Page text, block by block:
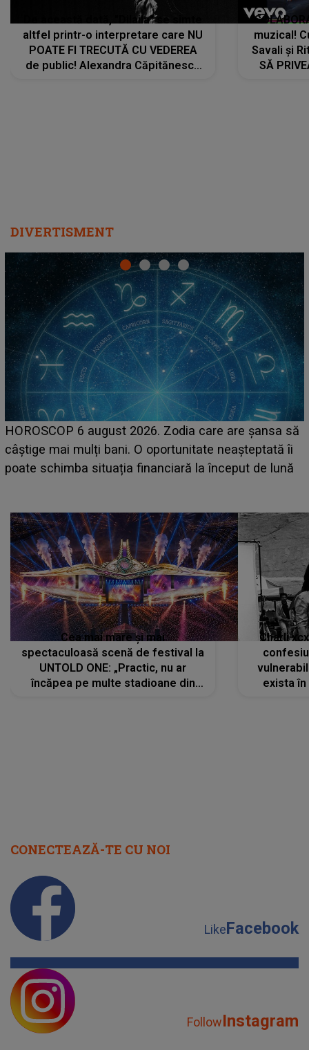
De această dată, "Dilaila" se simte
altfel printr-o interpretare care NU
POATE FI TRECUTĂ CU VEDEREA
de public! Alexandra Căpitănescu
muzical!
Savali și
SĂ
DIVERTISMENT
LINE-UP UNTOLD ONE, prima zi. Cine sunt artiștii
care deschid festivalul și de la ce ore au loc cele mai
așteptate concerte pe scena principală?
Cea mai mare și mai
spectaculoasă scenă de festival la
UNTOLD ONE: „Practic, nu ar
încăpea pe multe stadioane din
Charli
exista
CONECTEAZĂ-TE CU NOI
LikeFacebook
FollowInstagram